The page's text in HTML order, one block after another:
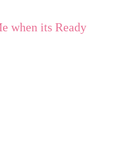
when its Ready